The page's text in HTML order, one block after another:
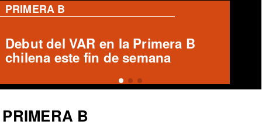
PRIMERA B
Ronald Fuentes habla sobre caso
Enzo Riquelme y Ángelo Araos
PRIMERA B